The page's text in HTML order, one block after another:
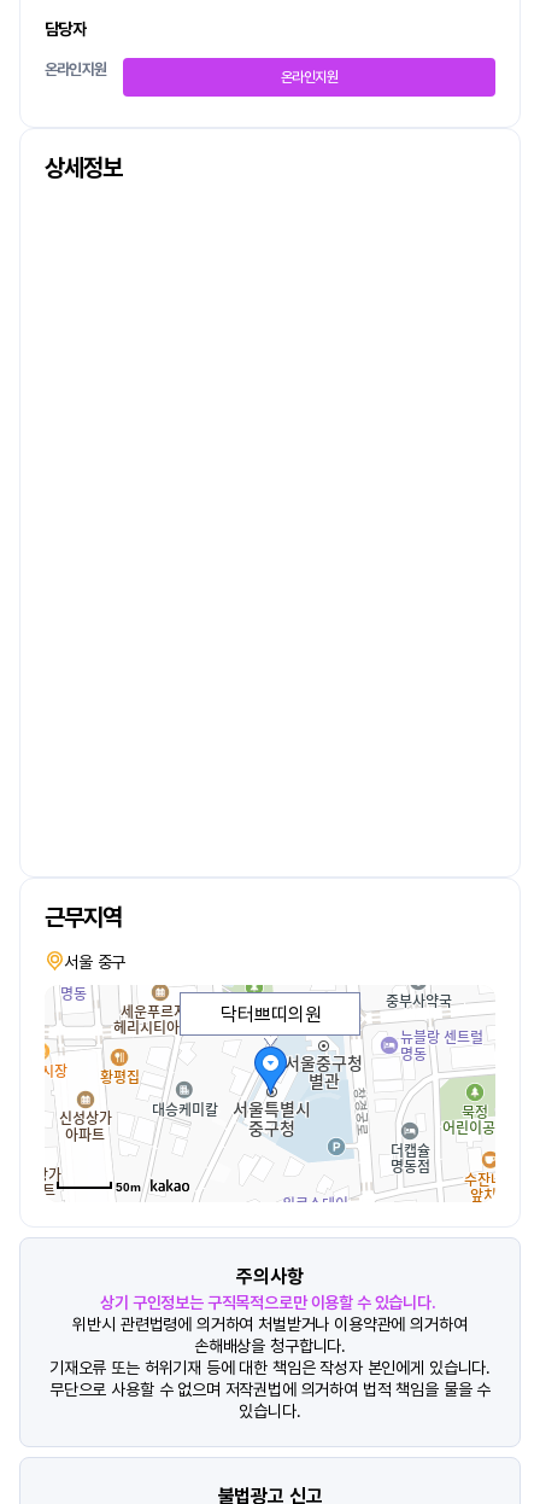
담당자
온라인지원 온라인지원
상세정보
근무지역
서울 중구
닥터쁘띠의원
50m
주의사항
상기 구인정보는 구직목적으로만 이용할 수 있습니다.
위반시 관련법령에 의거하여 처벌받거나 이용약관에 의거하여
손해배상을 청구합니다.
기재오류 또는 허위기재 등에 대한 책임은 작성자 본인에게 있습니다.
무단으로 사용할 수 없으며 저작권법에 의거하여 법적 책임을 물을 수
있습니다.
불법광고 신고